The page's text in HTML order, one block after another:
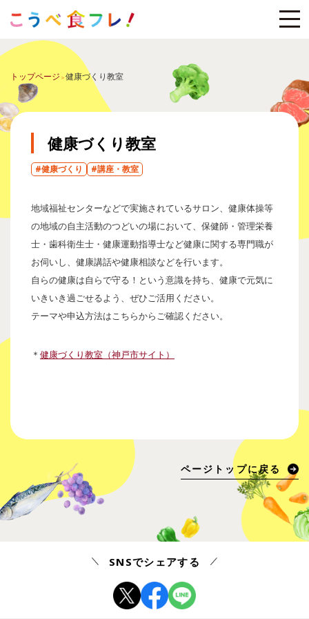
トップページ 健康づくり教室
健康づくり教室
#健康づくり #講座・教室
地域福祉センターなどで実施されているサロン、健康体操等
の地域の自主活動のつどいの場において、保健師・管理栄養
士・歯科衛生士・健康運動指導士など健康に関する専門職が
お伺いし、健康講話や健康相談などを行います。
自らの健康は自らで守る！という意識を持ち、健康で元気に
いきいき過ごせるよう、ぜひご活用ください。
テーマや申込方法はこちらからご確認ください。
＊ 健康づくり教室（神戸市サイト）
ページトップに戻る
SNSでシェアする